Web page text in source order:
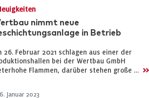
nimmt neue
in Betrieb
26. Februar 2021 schlagen aus einer der
bei der Wertbau GmbH
Flammen, darüber stehen große … >>
6. Januar 2023